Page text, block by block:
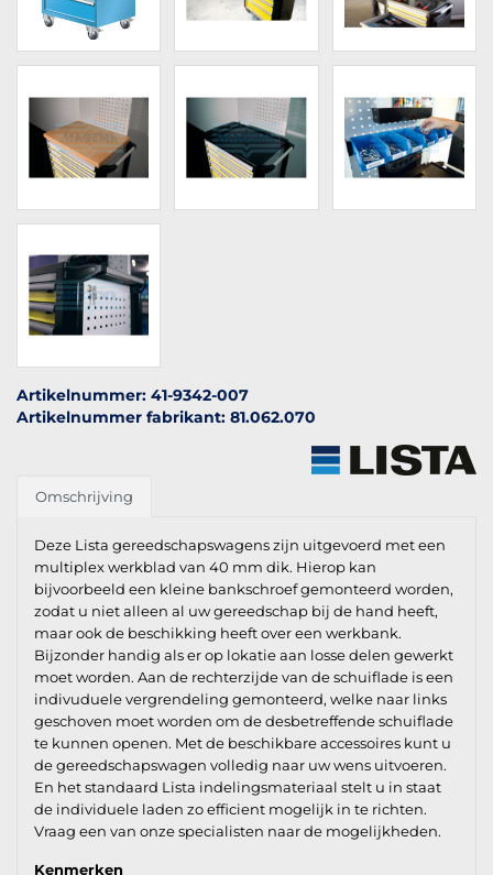
Artikelnummer: 41-9342-007
Artikelnummer fabrikant: 81.062.070
Omschrijving
Deze Lista gereedschapswagens zijn uitgevoerd met een
multiplex werkblad van 40 mm dik. Hierop kan
bijvoorbeeld een kleine bankschroef gemonteerd worden,
zodat u niet alleen al uw gereedschap bij de hand heeft,
maar ook de beschikking heeft over een werkbank.
Bijzonder handig als er op lokatie aan losse delen gewerkt
moet worden. Aan de rechterzijde van de schuiflade is een
indivuduele vergrendeling gemonteerd, welke naar links
geschoven moet worden om de desbetreffende schuiflade
te kunnen openen. Met de beschikbare accessoires kunt u
de gereedschapswagen volledig naar uw wens uitvoeren.
En het standaard Lista indelingsmateriaal stelt u in staat
de individuele laden zo efficient mogelijk in te richten.
Vraag een van onze specialisten naar de mogelijkheden.
Kenmerken